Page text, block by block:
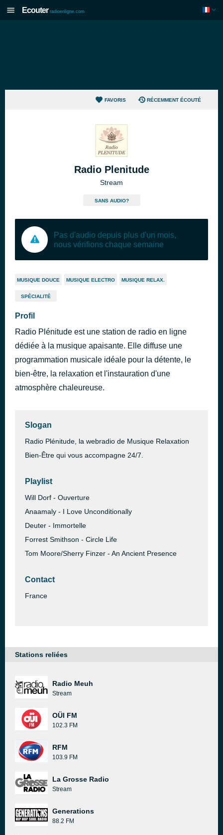
Ecouter radioenligne.com
FAVORIS RÉCEMMENT ÉCOUTÉ
Radio Plenitude
Stream
SANS AUDIO?
Pas d'audio depuis plus d'un mois,
nous vérifions chaque semaine
MUSIQUE DOUCE MUSIQUE ELECTRO MUSIQUE RELAX.
SPÉCIALITÉ
Profil
Radio Plénitude est une station de radio en ligne
dédiée à la musique apaisante. Elle diffuse une
programmation musicale idéale pour la détente, le
bien-être, la relaxation et l'instauration d'une
atmosphère chaleureuse.
Slogan
Radio Plénitude, la webradio de Musique Relaxation
Bien-Être qui vous accompagne 24/7.
Playlist
Will Dorf - Ouverture
Anaamaly - I Love Unconditionally
Deuter - Immortelle
Forrest Smithson - Circle Life
Tom Moore/Sherry Finzer - An Ancient Presence
Contact
France
Stations reliées
Radio Meuh
Stream
OÜI FM
102.3 FM
RFM
103.9 FM
La Grosse Radio
Stream
Generations
88.2 FM